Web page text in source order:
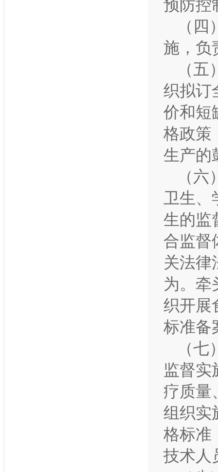
（
施，负
（
织拟订
价和短
格政策
生产的
（
卫生
生的监
合监督
关法律
为。牵
织开展
标准备
（
监督
疗质量
组织实
格标准
技术人